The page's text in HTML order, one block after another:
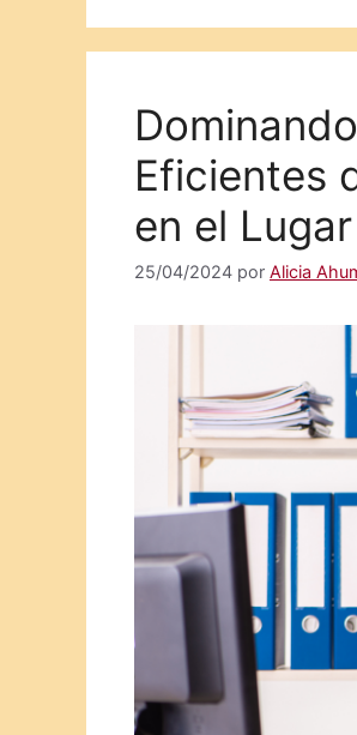
Eficientes
en el
25/04/2024 por Alicia